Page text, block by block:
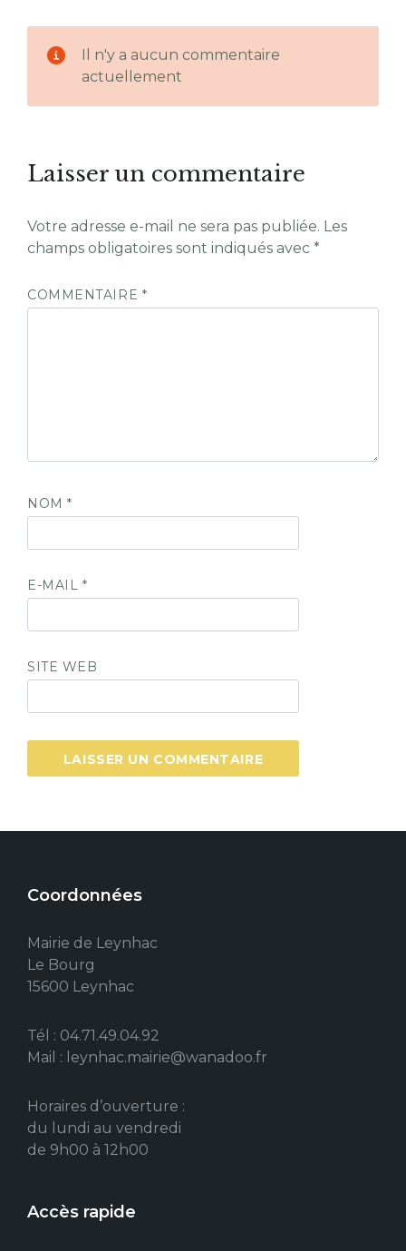
Il n'y a aucun commentaire
actuellement
Laisser un commentaire
Votre adresse e-mail ne sera pas publiée. Les
champs obligatoires sont indiqués avec *
COMMENTAIRE *
NOM*
E-MAIL *
SITE WEB
Coordonnées
Mairie de Leynhac
Le Bourg
15600 Leynhac
Tél : 04.71.49.04.92
Mail : leynhac.mairie@wanadoo.fr
Horaires d’ouverture :
du lundi au vendredi
de 9h00 à 12h00
Accès rapide